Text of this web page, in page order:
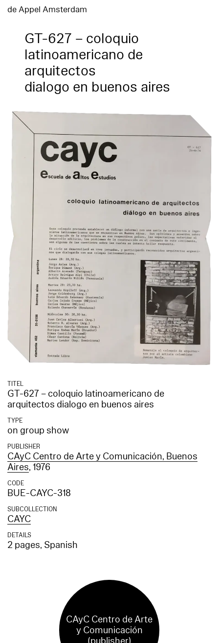
de Appel Amsterdam
GT-627 – coloquio
latinoamericano de
arquitectos
dialogo en buenos aires
TITEL
GT-627 – coloquio latinoamericano de
arquitectos dialogo en buenos aires
TYPE
on group show
PUBLISHER
CAyC Centro de Arte y Comunicación, Buenos
Aires, 1976
CODE
BUE-CAYC-318
SUBCOLLECTION
CAYC
DETAILS
2 pages, Spanish
CAyC Centro de Arte
y Comunicación